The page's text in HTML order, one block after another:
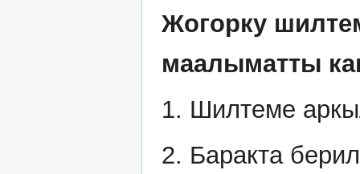
Жогорку
маалыматты
1. Шилтеме
2. Баракта